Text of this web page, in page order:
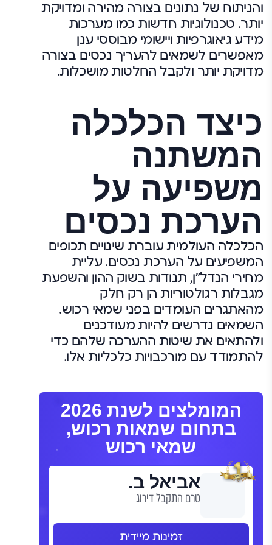
והניתוח של נתונים בצורה מהירה ומדויקת
יותר. טכנולוגיות חדשות כמו מערכות
מידע גיאוגרפיות ויישומי מבוססי ענן
מאפשרים לשמאים להעריך נכסים בצורה
מדויקת יותר ולקבל החלטות מושכלות.
כיצד הכלכלה
המשתנה
משפיעה על
הערכת נכסים
הכלכלה העולמית עוברת שינויים תכופים
המשפיעים על הערכת נכסים. עליית
מחירי הנדל"ן, תנודות בשוק ההון והשפעת
מגבלות רגולטוריות הן רק חלק
מהאתגרים העומדים בפני שמאי רכוש.
השמאים נדרשים להיות מעודכנים
ולהתאים את שיטות ההערכה שלהם כדי
להתמודד עם מורכבויות כלכליות אלו.
המומלצים לשנת 2026
בתחום שמאות רכוש,
שמאי רכוש
אביאל ב.
טרם התקבל דירוג
זמינות מיידית